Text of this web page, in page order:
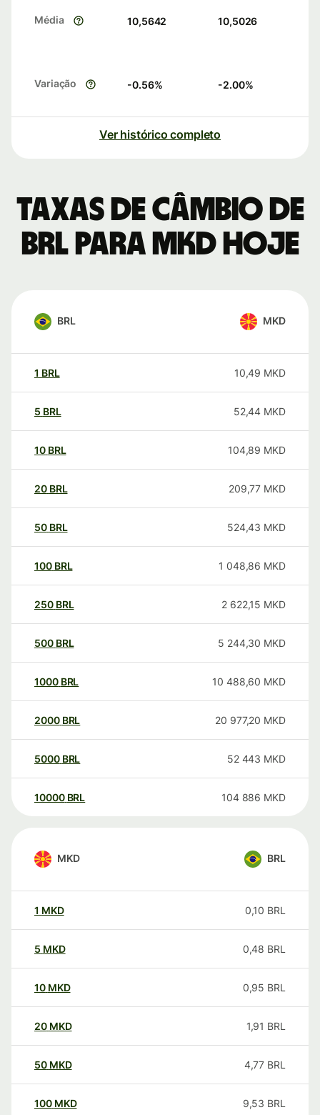
Média 10,5642 10,5026
Variação -0.56% -2.00%
Ver histórico completo
Taxas de câmbio de
BRL para MKD hoje
BRL MKD
1 BRL 10,49 MKD
5 BRL 52,44 MKD
10 BRL 104,89 MKD
20 BRL 209,77 MKD
50 BRL 524,43 MKD
100 BRL 1 048,86 MKD
250 BRL 2 622,15 MKD
500 BRL 5 244,30 MKD
1000 BRL 10 488,60 MKD
2000 BRL 20 977,20 MKD
5000 BRL 52 443 MKD
10000 BRL 104 886 MKD
MKD BRL
1 MKD 0,10 BRL
5 MKD 0,48 BRL
10 MKD 0,95 BRL
20 MKD 1,91 BRL
50 MKD 4,77 BRL
100 MKD 9,53 BRL